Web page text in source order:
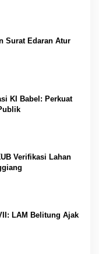
Surat Edaran Atur
KI Babel: Perkuat
Verifikasi Lahan
LAM Belitung Ajak